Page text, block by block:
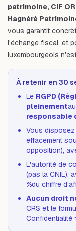
patrimoine, CIF
Hagnéré
vous garantit
l'échange fiscal, et
luxembourgeois
À retenir en 30
Le RGPD
pleinement
responsable
Vous disposez
effacement
opposition),
L'autorité de
(pas la CNIL),
%du chiffre
Aucun droit
CRS et le
Confidentialité